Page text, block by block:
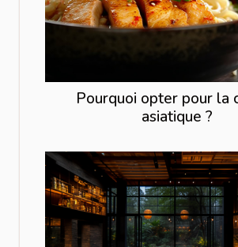
Pourquoi opter pour la
asiatique ?